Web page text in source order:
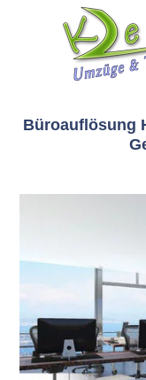
Büroauflösung